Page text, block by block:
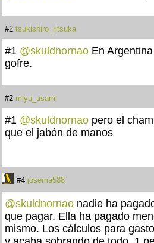
#2 tsukishiro_ritsuka
#1 @skuldnornao En
gofre.
#2 miyu_usami
#1 @skuldnornao pero el
que el jabón de manos
#4 josema588
@skuldnornao nadie ha
que pagar. Ella ha pagado
mismo. Los cálculos para